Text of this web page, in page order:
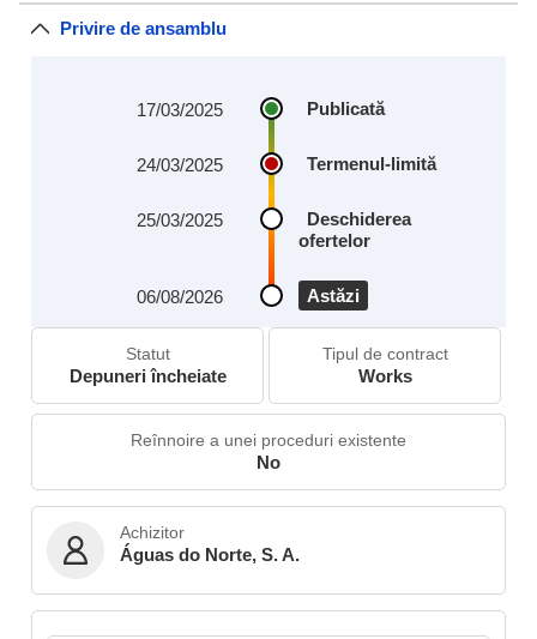
Privire de ansamblu
Publicată
17/03/2025
Termenul-limită
24/03/2025
Deschiderea
ofertelor
25/03/2025
Astăzi
06/08/2026
Statut
Depuneri încheiate
Tipul de contract
Works
Reînnoire a unei proceduri existente
No
Achizitor
Águas do Norte, S. A.